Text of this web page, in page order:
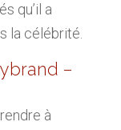
qu’il a
la célébrité.
–
à